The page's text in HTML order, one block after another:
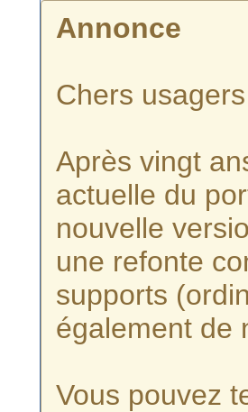
Annonce
Chers
Après vingt
actuelle du
nouvelle
une refonte
supports
également de
Vous pouvez